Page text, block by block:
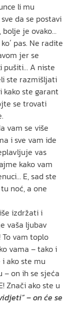
li mu
da se postavi
bolje je ovako…
pas. Ne radite
jer se
pušiti… A niste
ste razmišljati
kako ste garant
se trovati
vam se više
i sve vam ide
vas
kako vam
E, sad ste
noć, a one
izdržati i
vaša ljubav
vam toplo
vama – tako i
ako ste mu
on ih se sjeća
Znači ako ste u
– on će se